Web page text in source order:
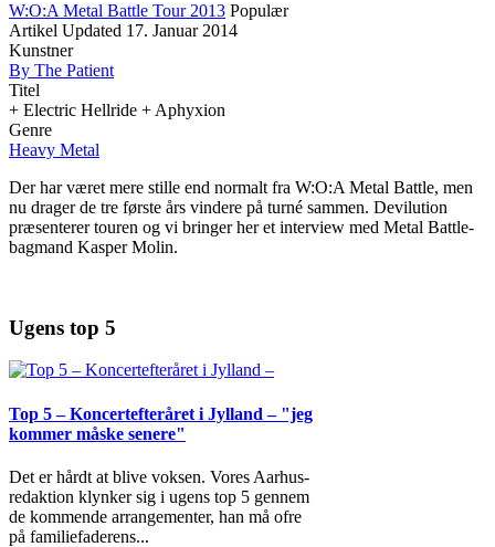
W:O:A Metal Battle Tour 2013 Populær
Artikel Updated 17. Januar 2014
Kunstner
By The Patient
Titel
+ Electric Hellride + Aphyxion
Genre
Heavy Metal
Der har været mere stille end normalt fra W:O:A Metal Battle, men
nu drager de tre første års vindere på turné sammen. Devilution
præsenterer touren og vi bringer her et interview med Metal Battle-
bagmand Kasper Molin.
Ugens top 5
Top 5 – Koncertefteråret i Jylland – "jeg
kommer måske senere"
Det er hårdt at blive voksen. Vores Aarhus-
redaktion klynker sig i ugens top 5 gennem
de kommende arrangementer, han må ofre
på familiefaderens...